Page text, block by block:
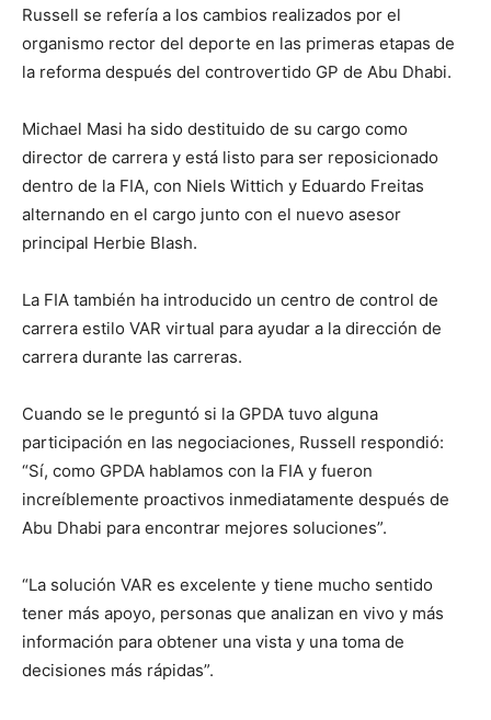
Russell se refería a los cambios realizados por el
organismo rector del deporte en las primeras etapas de
la reforma después del controvertido GP de Abu Dhabi.
Michael Masi ha sido destituido de su cargo como
director de carrera y está listo para ser reposicionado
dentro de la FIA, con Niels Wittich y Eduardo Freitas
alternando en el cargo junto con el nuevo asesor
principal Herbie Blash.
La FIA también ha introducido un centro de control de
carrera estilo VAR virtual para ayudar a la dirección de
carrera durante las carreras.
Cuando se le preguntó si la GPDA tuvo alguna
participación en las negociaciones, Russell respondió:
“Sí, como GPDA hablamos con la FIA y fueron
increíblemente proactivos inmediatamente después de
Abu Dhabi para encontrar mejores soluciones”.
“La solución VAR es excelente y tiene mucho sentido
tener más apoyo, personas que analizan en vivo y más
información para obtener una vista y una toma de
decisiones más rápidas”.